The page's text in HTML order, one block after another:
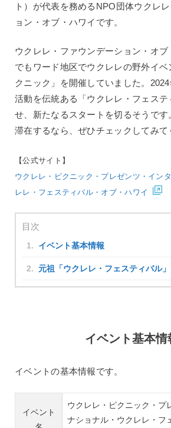
ト）が代表を務めるNPO団体ウクレ
ョン・オブ・ハワイです。
ウクレレ・ファウンデーション・オブ
でもワード地区でウクレレの野外イ
クニック」を開催していました。
活動を伝統ある「ウクレレ・フェステ
せ、新たなるスタートを切るそうで
滞在するなら、ぜひチェックしてみて
【公式サイト】
ウクレレ・ピクニック・プレゼンツ・イン
レレ・フェスティバル・オブ・ハワイ
目次
イベント基本情報
元祖「ウクレレ・フェスティバル
イベント基本情
イベントの基本情報です。
イベント
ウクレレ・ピクニック・プ
ナショナル・ウクレレ・フ